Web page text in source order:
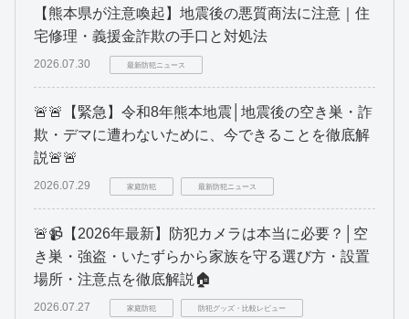
【熊本県が注意喚起】地震後の悪質商法に注意｜住
宅修理・義援金詐欺の手口と対処法
2026.07.30 最新防犯ニュース
🚨🚨【緊急】令和8年熊本地震│地震後の空き巣・詐
欺・デマに遭わないために、今できることを徹底解
説🚨🚨
2026.07.29 家庭防犯 最新防犯ニュース
🚨📹【2026年最新】防犯カメラは本当に必要？│空
き巣・強盗・いたずらから家族を守る選び方・設置
場所・注意点を徹底解説🏠
2026.07.27 家庭防犯 防犯グッズ・比較レビュー